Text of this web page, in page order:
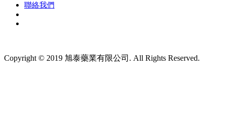
聯絡我們
Copyright © 2019 旭泰藥業有限公司. All Rights Reserved.